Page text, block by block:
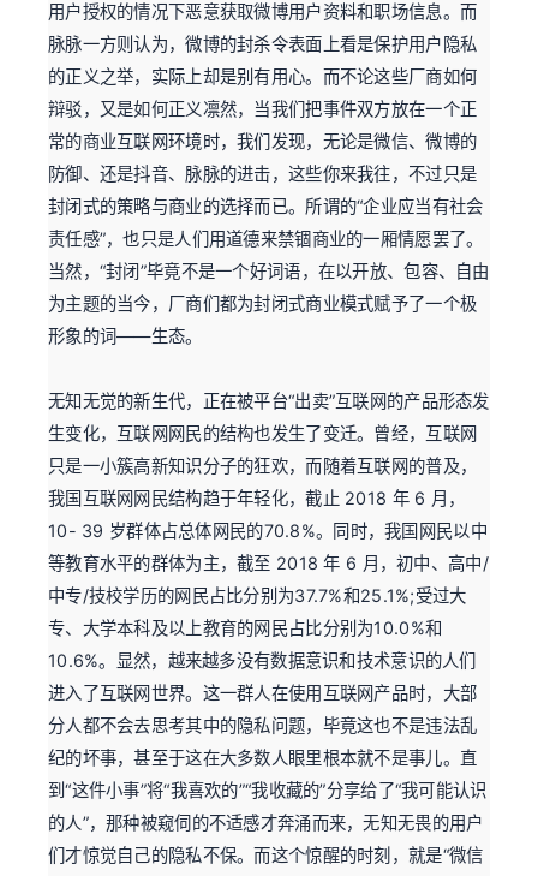
用户授权的情况下恶意获取微博用户资料和职场信息。而
脉脉一方则认为，微博的封杀令表面上看是保护用户隐私
的正义之举，实际上却是别有用心。而不论这些厂商如何
辩驳，又是如何正义凛然，当我们把事件双方放在一个正
常的商业互联网环境时，我们发现，无论是微信、微博的
防御、还是抖音、脉脉的进击，这些你来我往，不过只是
封闭式的策略与商业的选择而已。所谓的“企业应当有社会
责任感”，也只是人们用道德来禁锢商业的一厢情愿罢了。
当然，“封闭”毕竟不是一个好词语，在以开放、包容、自由
为主题的当今，厂商们都为封闭式商业模式赋予了一个极
形象的词——生态。
无知无觉的新生代，正在被平台“出卖”互联网的产品形态发
生变化，互联网网民的结构也发生了变迁。曾经，互联网
只是一小簇高新知识分子的狂欢，而随着互联网的普及，
我国互联网网民结构趋于年轻化，截止 2018 年 6 月，
10- 39 岁群体占总体网民的70.8%。同时，我国网民以中
等教育水平的群体为主，截至 2018 年 6 月，初中、高中/
中专/技校学历的网民占比分别为37.7%和25.1%;受过大
专、大学本科及以上教育的网民占比分别为10.0%和
10.6%。显然，越来越多没有数据意识和技术意识的人们
进入了互联网世界。这一群人在使用互联网产品时，大部
分人都不会去思考其中的隐私问题，毕竟这也不是违法乱
纪的坏事，甚至于这在大多数人眼里根本就不是事儿。直
到“这件小事”将“我喜欢的”“我收藏的”分享给了“我可能认识
的人”，那种被窥伺的不适感才奔涌而来，无知无畏的用户
们才惊觉自己的隐私不保。而这个惊醒的时刻，就是“微信